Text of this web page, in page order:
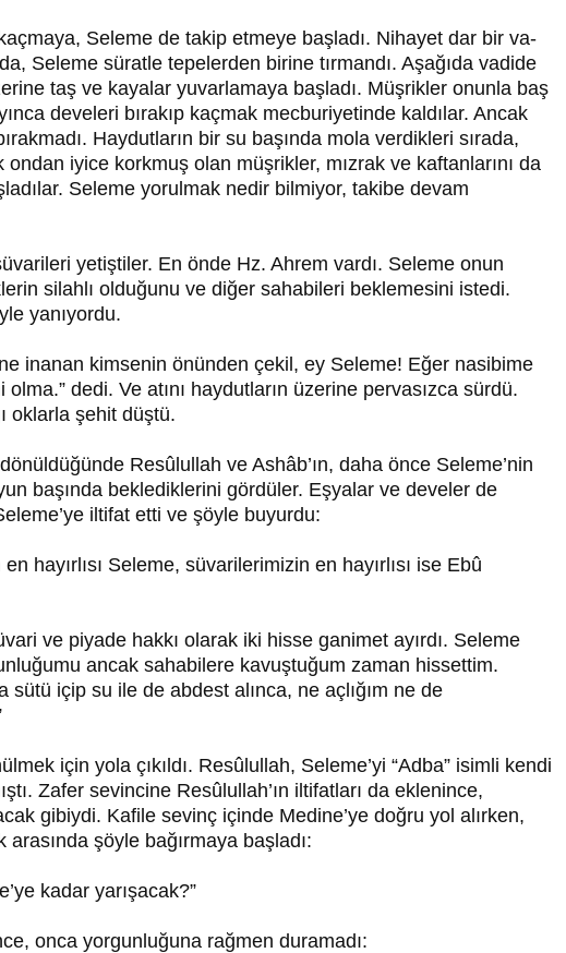
Seleme de takip etmeye başladı. Nihayet dar bir va­
Seleme süratle tepelerden birine tırmandı. Aşağıda vadide
taş ve kayalar yuvarlamaya baş­ladı. Müşrikler onunla baş
develeri bırakıp kaç­mak mecburiyetinde kaldılar. Ancak
Haydut­ların bir su başında mola verdikleri sırada,
ondan iyice korkmuş olan müşrikler, mızrak ve kaftanlarını da
Seleme yorulmak nedir bilmiyor, takibe devam
yetiştiler. En önde Hz. Ahrem vardı. Seleme onun
silahlı olduğunu ve diğer sahabileri bekleme­sini istedi.
yanıyordu.
inanan kimsenin önünden çekil, ey Seleme! Eğer nasibime
dedi. Ve atını haydutların üzerine per­vasızca sürdü.
oklarla şehit düştü.
Re­sû­lul­lah ve Ashâb’ın, daha önce Seleme’nin
başında beklediklerini gördüler. Eşyalar ve develer de
iltifat etti ve şöyle buyurdu:
hayırlısı Seleme, süvarilerimizin en hayırlısı ise Ebû
ve piyade hakkı olarak iki hisse ganimet ayırdı. Se­leme
ancak sahabilere kavuştuğum zaman hissettim.
sütü içip su ile de abdest alınca, ne açlığım ne de
için yola çıkıldı. Re­sû­lul­lah, Seleme’yi “Adba” isimli kendi
Zafer sevincine Re­sû­lul­lah’ın iltifatları da eklenince,
gibiydi. Kafile sevinç içinde Medine’ye doğru yol alırken,
arasında şöyle bağırmaya başladı:
kadar yarışacak?”
onca yorgunluğuna rağmen duramadı: